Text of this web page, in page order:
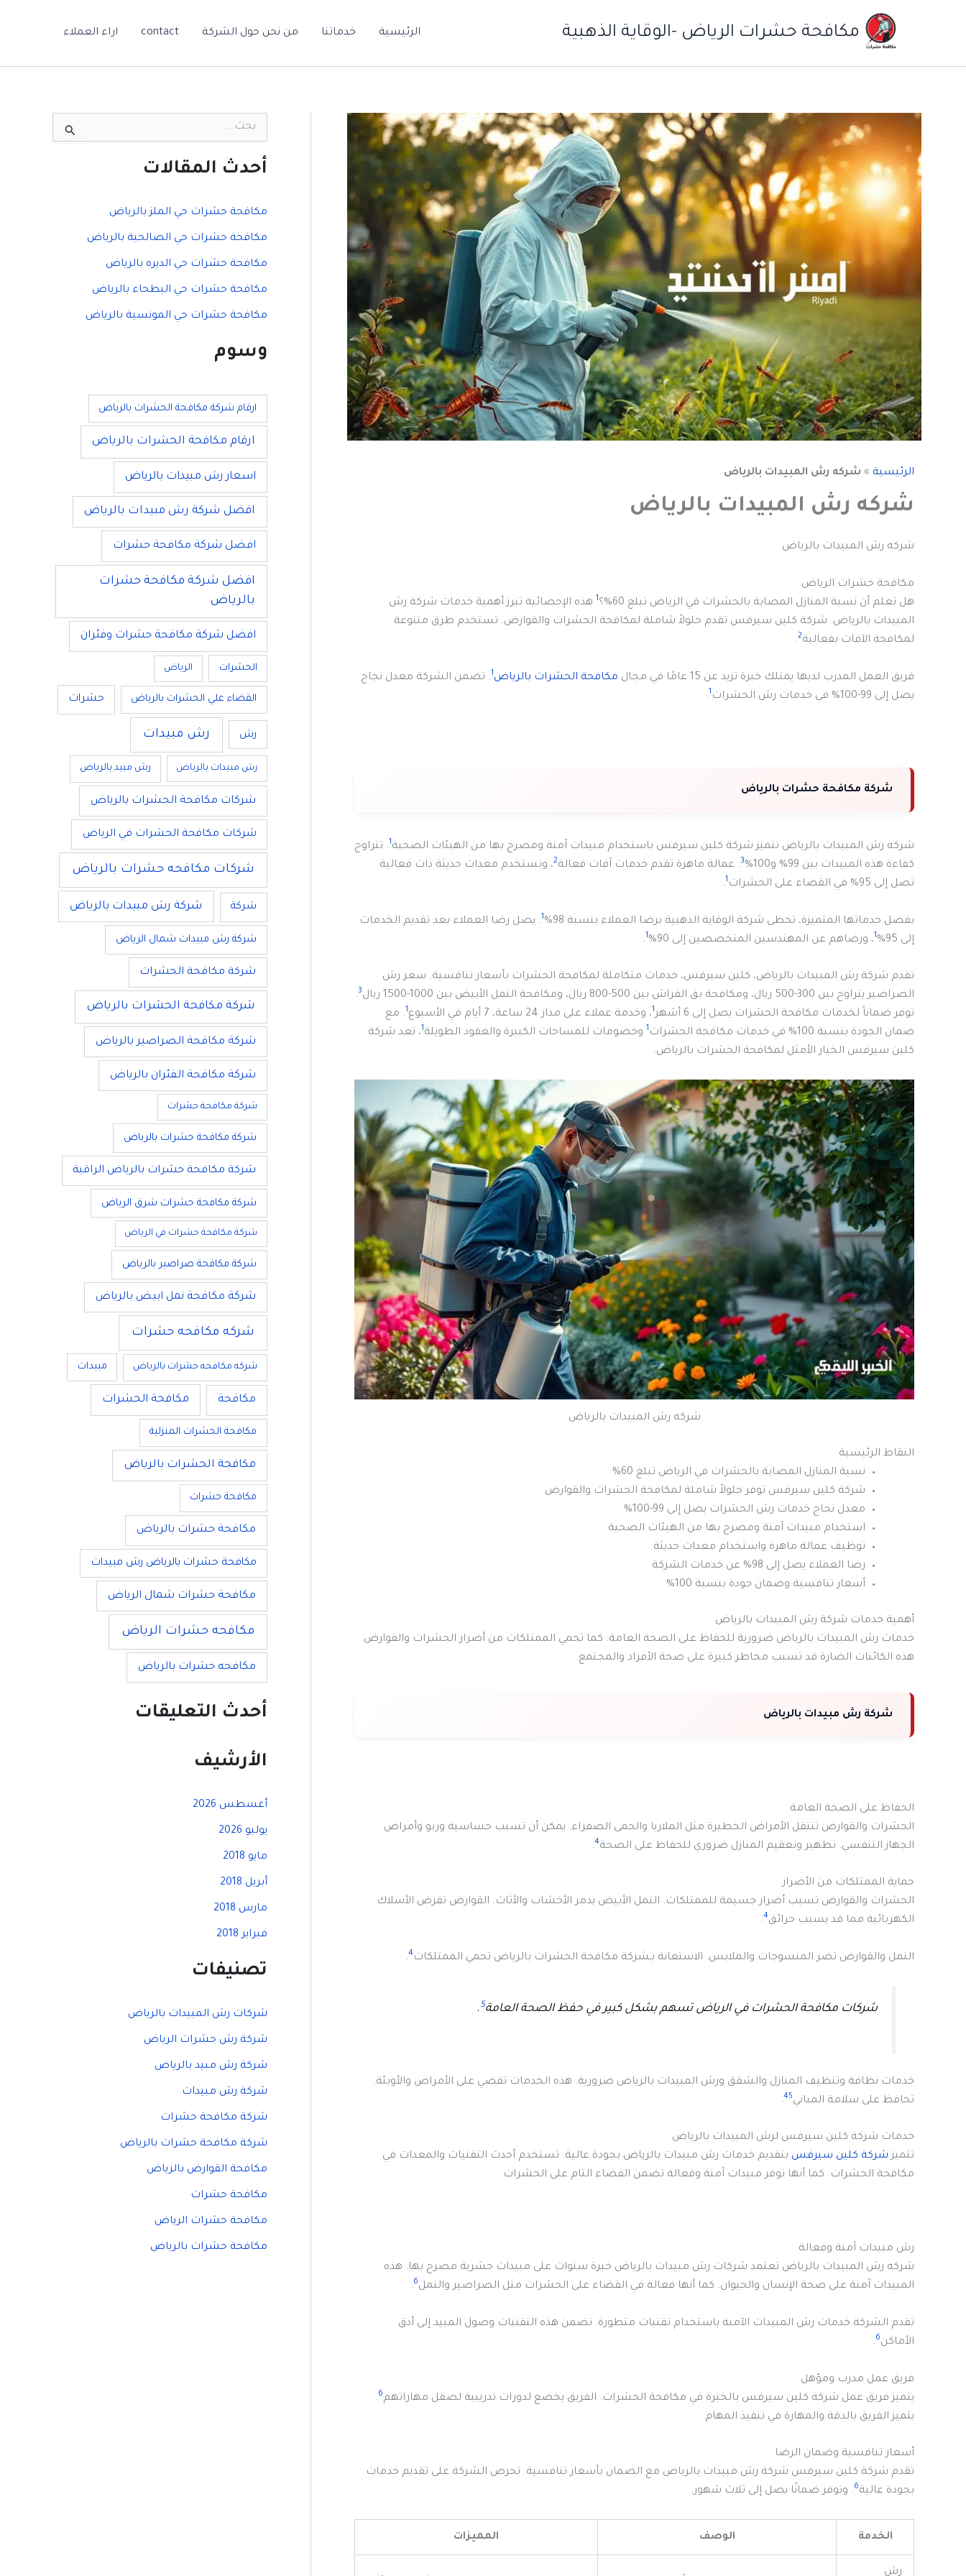
مكافحة حشرات الرياض -الوقاية الذهبية الرئيسية خدماتنا من نحن حول الشركة contact اراء العملاء
الرئيسية » شركه رش المبيدات بالرياض
شركه رش المبيدات بالرياض
شركه رش المبيدات بالرياض
مكافحة حشرات الرياض.
هل تعلم أن نسبة المنازل المصابة بالحشرات في الرياض تبلغ 60%؟
1 هذه الإحصائية تبرز أهمية خدمات شركة رش
المبيدات بالرياض. شركة كلين سيرفس تقدم حلولاً شاملة لمكافحة الحشرات والقوارض. تستخدم طرق متنوعة
لمكافحة الآفات بفعالية2
.
فريق العمل المدرب لديها يمتلك خبرة تزيد عن 15 عامًا في مجال مكافحة الحشرات بالرياض1. تضمن الشركة معدل نجاح
يصل إلى 99-100% في خدمات رش الحشرات
1
.
شركة مكافحة حشرات بالرياض
شركه رش المبيدات بالرياض تتميز شركة كلين سيرفس باستخدام مبيدات آمنة ومصرح بها من الهيئات الصحية1 . تتراوح
كفاءة هذه المبيدات بين 99% و100%
3. عمالة ماهرة تقدم خدمات آفات فعالة2، وتستخدم معدات حديثة ذات فعالية
تصل إلى 95% في القضاء على الحشرات
1
.
بفضل خدماتها المتميزة، تحظى شركة الوقاية الذهبية برضا العملاء بنسبة 98% 1. يصل رضا العملاء بعد تقديم الخدمات
إلى 95%
1، ورضاهم عن المهندسين المتخصصين إلى 90% 1
.
تقدم شركة رش المبيدات بالرياض، كلين سيرفس، خدمات متكاملة لمكافحة الحشرات بأسعار تنافسية. سعر رش
الصراصير يتراوح بين 300-500 ريال، ومكافحة بق الفراش بين 500-800 ريال، ومكافحة النمل الأبيض بين 1000-1500 ريال
3
.
توفر ضماناً لخدمات مكافحة الحشرات يصل إلى 6 أشهر
1 ، وخدمة عملاء على مدار 24 ساعة، 7 أيام في الأسبوع 1 . مع
ضمان الجودة بنسبة 100% في خدمات مكافحة الحشرات
1 وخصومات للمساحات الكبيرة والعقود الطويلة1 ، تعد شركة
كلين سيرفس الخيار الأمثل لمكافحة الحشرات بالرياض.
شركه رش المبيدات بالرياض
النقاط الرئيسية
نسبة المنازل المصابة بالحشرات في الرياض تبلغ 60%
شركة كلين سيرفس توفر حلولاً شاملة لمكافحة الحشرات والقوارض
معدل نجاح خدمات رش الحشرات يصل إلى 99-100%
استخدام مبيدات آمنة ومصرح بها من الهيئات الصحية
توظيف عمالة ماهرة واستخدام معدات حديثة
رضا العملاء يصل إلى 98% عن خدمات الشركة
أسعار تنافسية وضمان جودة بنسبة 100%
أهمية خدمات شركة رش المبيدات بالرياض
خدمات رش المبيدات بالرياض ضرورية للحفاظ على الصحة العامة. كما تحمي الممتلكات من أضرار الحشرات والقوارض.
هذه الكائنات الضارة قد تسبب مخاطر كبيرة على صحة الأفراد والمجتمع.
شركة رش مبيدات بالرياض
الحفاظ على الصحة العامة
الحشرات والقوارض تنتقل الأمراض الخطيرة مثل الملاريا والحمى الصفراء. يمكن أن تسبب حساسية وربو وأمراض
الجهاز التنفسي. تطهير وتعقيم المنازل ضروري للحفاظ على الصحة4
.
حماية الممتلكات من الأضرار
الحشرات والقوارض تسبب أضرار جسيمة للممتلكات. النمل الأبيض يدمر الأخشاب والأثاث. القوارض تقرض الأسلاك
الكهربائية مما قد يسبب حرائق4
.
النمل والقوارض تضر المنسوجات والملابس. الاستعانة بـشركة مكافحة الحشرات بالرياض تحمي الممتلكات4
.
شركات مكافحة الحشرات في الرياض تسهم بشكل كبير في حفظ الصحة العامة5
.
خدمات نظافة وتنظيف المنازل والشقق ورش المبيدات بالرياض ضرورية. هذه الخدمات تقضي على الأمراض والأوبئة.
تحافظ على سلامة المباني 45
.
خدمات شركة كلين سيرفس لرش المبيدات بالرياض
تتميزشركة كلين سيرفس بتقديم خدمات رش مبيدات بالرياض بجودة عالية. تستخدم أحدث التقنيات والمعدات في
مكافحة الحشرات. كما أنها توفر مبيدات آمنة وفعالة تضمن القضاء التام على الحشرات.
رش مبيدات آمنة وفعالة
شركه رش المبيدات بالرياض تعتمد شركات رش مبيدات بالرياض خبرة سنوات على مبيدات حشرية مصرح بها. هذه
المبيدات آمنة على صحة الإنسان والحيوان. كما أنها فعالة في القضاء على الحشرات مثل الصراصير والنمل6
.
تقدم الشركة خدمات رش المبيدات الآمنة باستخدام تقنيات متطورة. تضمن هذه التقنيات وصول المبيد إلى أدق
الأماكن6
.
فريق عمل مدرب ومؤهل
يتميز فريق عمل شركة كلين سيرفس بالخبرة في مكافحة الحشرات. الفريق يخضع لدورات تدريبية لصقل مهاراتهم6
.
يتميز الفريق بالدقة والمهارة في تنفيذ المهام.
أسعار تنافسية وضمان الرضا
تقدم شركة كلين سيرفس شركة رش مبيدات بالرياض مع الضمان بأسعار تنافسية. تحرص الشركة على تقديم خدمات
بجودة عالية6. وتوفر ضمانًا يصل إلى ثلاث شهور.
الخدمة الوصف المميزات
رش
حأحدث المقالات
مكافحة حشرات حي الملز بالرياض
مكافحة حشرات حي الصالحية بالرياض
مكافحة حشرات حي الديره بالرياض
مكافحة حشرات حي البطحاء بالرياض
مكافحة حشرات حي المونسية بالرياض
وسوم
ارقام شركة مكافحة الحشرات بالرياض
ارقام مكافحة الحشرات بالرياض
اسعار رش مبيدات بالرياض
افضل شركة رش مبيدات بالرياض
افضل شركة مكافحة حشرات
افضل شركة مكافحة حشرات
بالرياض
افضل شركة مكافحة حشرات وفئران
الحشرات الرياض
القضاء علي الحشرات بالرياض حشرات
رش رش مبيدات
رش مبيدات بالرياض رش مبيد بالرياض
شركات مكافحة الحشرات بالرياض
شركات مكافحة الحشرات في الرياض
شركات مكافحه حشرات بالرياض
شركة شركة رش مبيدات بالرياض
شركة رش مبيدات شمال الرياض
شركة مكافحة الحشرات
شركة مكافحة الحشرات بالرياض
شركة مكافحة الصراصير بالرياض
شركة مكافحة الفئران بالرياض
شركة مكافحة حشرات
شركة مكافحة حشرات بالرياض
شركة مكافحة حشرات بالرياض الراقية
شركة مكافحة حشرات شرق الرياض
شركة مكافحة حشرات في الرياض
شركة مكافحة صراصير بالرياض
شركة مكافحة نمل ابيض بالرياض
شركه مكافحه حشرات
شركه مكافحه حشرات بالرياض مبيدات
مكافحة مكافحة الحشرات
مكافحة الحشرات المنزلية
مكافحة الحشرات بالرياض
مكافحة حشرات
مكافحة حشرات بالرياض
مكافحة حشرات بالرياض رش مبيدات
مكافحة حشرات شمال الرياض
مكافحه حشرات الرياض
مكافحه حشرات بالرياض
أحدث التعليقات
الأرشيف
أغسطس 2026
يوليو 2026
مايو 2018
أبريل 2018
مارس 2018
فبراير 2018
تصنيفات
شركات رش المبيدات بالرياض
شركة رش حشرات الرياض
شركة رش مبيد بالرياض
شركة رش مبيدات
شركة مكافحة حشرات
شركة مكافحة حشرات بالرياض
مكافحة القوارض بالرياض
مكافحة حشرات
مكافحة حشرات الرياض
مكافحة حشرات بالرياض